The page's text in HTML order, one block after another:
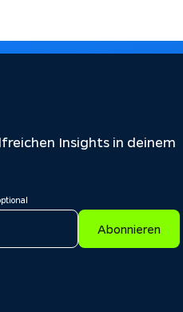
Insights in deinem
Abonnieren